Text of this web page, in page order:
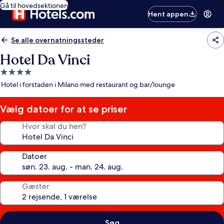
Gå til hovedsektionen
Hent appen
Se alle overnatningssteder
Hotel Da Vinci
4.0-
stjernet
Hotel i forstaden i Milano med restaurant og bar/lounge
Vælg datoer for at se priser
Hvor skal du hen?
Datoer
Gæster